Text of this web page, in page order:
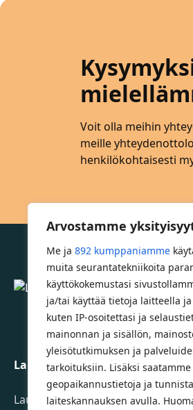
Arvostamme
Me ja 892 kumppaniamme
muita seurantatekniikoita
käyttökokemustasi
ja/tai käyttää tietoja laitteella
kuten IP-osoitettasi ja
mainonnan ja sisällön,
yleisötutkimuksen ja
tarkoituksiin. Lisäksi
geopaikannustietoja ja
laiteskannauksen avulla.
Voit olla meihin
meille
henkilökohtaisesti
Lahden Polkupyörähuolto -
Lahden Polkupyörähuolto Oy
Launeenkatu 80